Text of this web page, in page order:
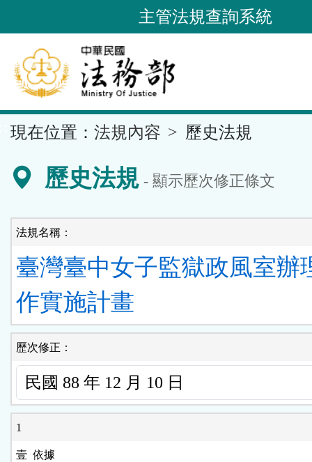
到
要
內
容
區
主管法規查詢系統
現在位置： 法規內容 歷史法規
歷史法規 - 顯示歷次修正條文
法規名稱：
臺灣臺中女子監獄政風室辦
作實施計畫
歷次修正：
1
壹  依據